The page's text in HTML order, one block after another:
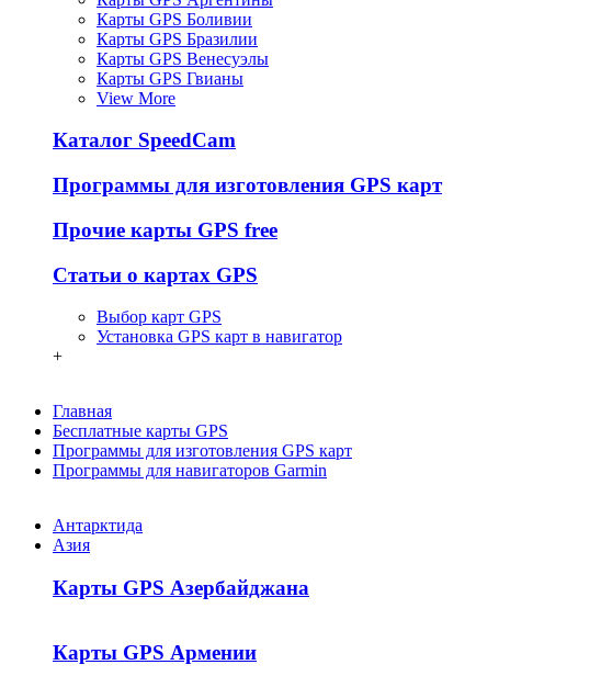
Карты GPS Боливии
Карты GPS Бразилии
Карты GPS Венесуэлы
Карты GPS Гвианы
View More
Каталог SpeedCam
Программы для изготовления GPS карт
Прочие карты GPS free
Статьи о картах GPS
Выбор карт GPS
Установка GPS карт в навигатор
+
Главная
Бесплатные карты GPS
Программы для изготовления GPS карт
Программы для навигаторов Garmin
Антарктида
Азия
Карты GPS Азербайджана
Карты GPS Армении